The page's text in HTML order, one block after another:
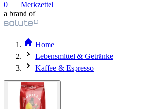
0
Merkzettel
a brand of
Home
Lebensmittel & Getränke
Kaffee & Espresso